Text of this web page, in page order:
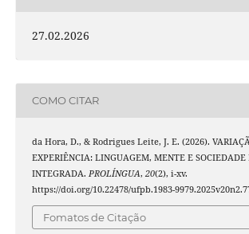
27.02.2026
COMO CITAR
da Hora, D., & Rodrigues Leite, J. E. (2026).
EXPERIÊNCIA: LINGUAGEM, MENTE E SOCIEDADE
INTEGRADA. PROLÍNGUA, 20(2), i-xv.
https://doi.org/10.22478/ufpb.1983-
Fomatos de Citação